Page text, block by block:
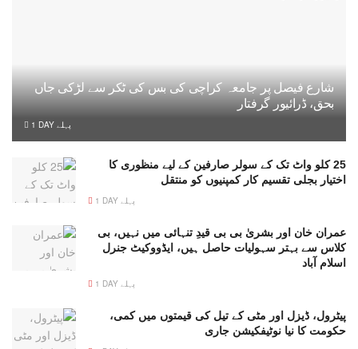
شارع فیصل پر جامعہ کراچی کی بس کی ٹکر سے لڑکی جاں
بحق، ڈرائیور گرفتار
1 DAY پہلے
25 کلو واٹ تک کے سولر صارفین کے لیے منظوری کا
اختیار بجلی تقسیم کار کمپنیوں کو منتقل
1 DAY پہلے
عمران خان اور بشریٰ بی بی قیدِ تنہائی میں نہیں، بی
کلاس سے بہتر سہولیات حاصل ہیں، ایڈووکیٹ جنرل
اسلام آباد
1 DAY پہلے
پیٹرول، ڈیزل اور مٹی کے تیل کی قیمتوں میں کمی،
حکومت کا نیا نوٹیفکیشن جاری